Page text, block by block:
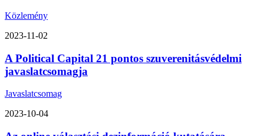
Közlemény
2023-11-02
A Political Capital 21 pontos szuverenitásvédelmi
javaslatcsomagja
Javaslatcsomag
2023-10-04